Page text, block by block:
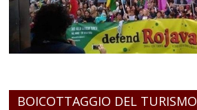
BOICOTTAGGIO DEL TURISMO